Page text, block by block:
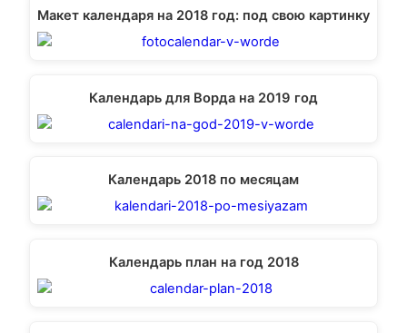
Макет календаря на 2018 год: под свою картинку
Календарь для Ворда на 2019 год
Календарь 2018 по месяцам
Календарь план на год 2018